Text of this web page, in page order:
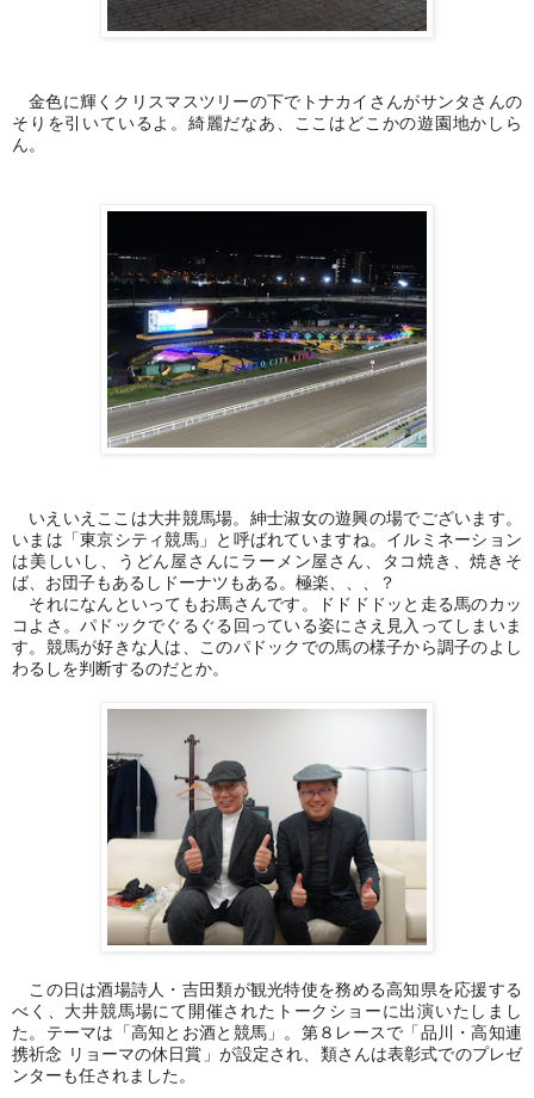
金色に輝くクリスマスツリーの下でトナカイさんがサンタさんの
そりを引いているよ。綺麗だなあ、ここはどこかの遊園地かしら
ん。
いえいえここは大井競馬場。紳士淑女の遊興の場でございます。
いまは「東京シティ競馬」と呼ばれていますね。イルミネーション
は美しいし、うどん屋さんにラーメン屋さん、タコ焼き、焼きそ
ば、お団子もあるしドーナツもある。極楽、、、？
それになんといってもお馬さんです。ドドドドッと走る馬のカッ
コよさ。パドックでぐるぐる回っている姿にさえ見入ってしまいま
す。競馬が好きな人は、このパドックでの馬の様子から調子のよし
わるしを判断するのだとか。
この日は酒場詩人・吉田類が観光特使を務める高知県を応援する
べく、大井競馬場にて開催されたトークショーに出演いたしまし
た。テーマは「高知とお酒と競馬」。第８レースで「品川・高知連
携祈念 リョーマの休日賞」が設定され、類さんは表彰式でのプレゼ
ンターも任されました。